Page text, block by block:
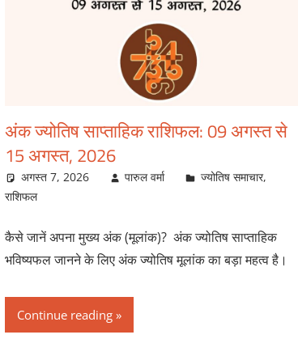
अंक ज्योतिष साप्ताहिक राशिफल: 09 अगस्त से
15 अगस्त, 2026
अगस्त 7, 2026 पारुल वर्मा ज्योतिष समाचार,
राशिफल
कैसे जानें अपना मुख्य अंक (मूलांक)? अंक ज्योतिष साप्ताहिक
भविष्यफल जानने के लिए अंक ज्योतिष मूलांक का बड़ा महत्व है।
Continue reading